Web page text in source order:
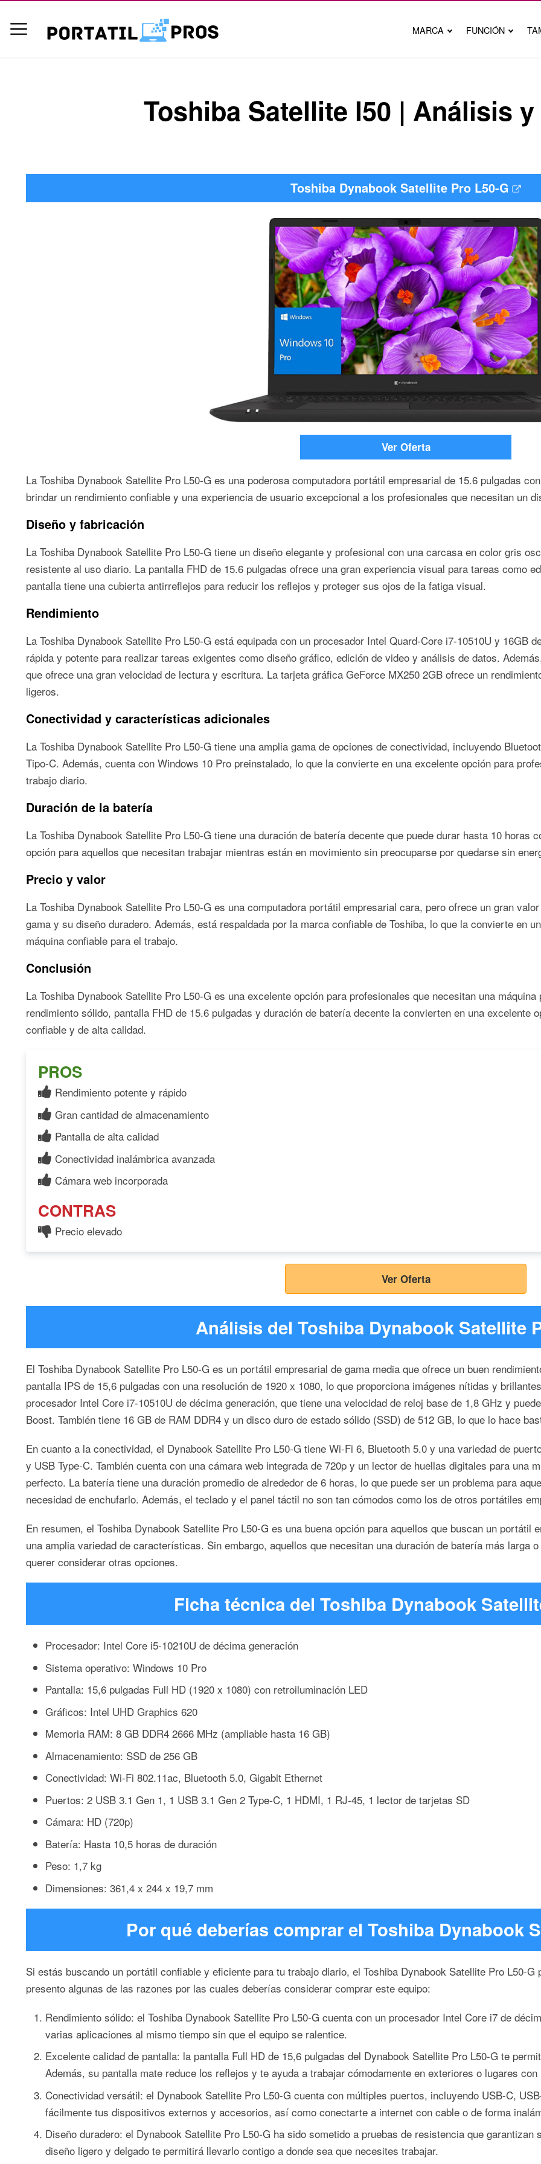
MARCA FUNCIÓN
Toshiba Satellite l50 | Análisis
Toshiba Dynabook Satellite Pro L50-G
Ver Oferta
La Toshiba Dynabook Satellite Pro L50-G es una poderosa computadora portátil empresarial de 15.6 pulgadas
brindar un rendimiento confiable y una experiencia de usuario excepcional a los profesionales que necesitan un
Diseño y fabricación
La Toshiba Dynabook Satellite Pro L50-G tiene un diseño elegante y profesional con una carcasa en color gris
resistente al uso diario. La pantalla FHD de 15.6 pulgadas ofrece una gran experiencia visual para tareas como
pantalla tiene una cubierta antirreflejos para reducir los reflejos y proteger sus ojos de la fatiga visual.
Rendimiento
La Toshiba Dynabook Satellite Pro L50-G está equipada con un procesador Intel Quard-Core i7-10510U y 16GB
rápida y potente para realizar tareas exigentes como diseño gráfico, edición de video y análisis de datos.
que ofrece una gran velocidad de lectura y escritura. La tarjeta gráfica GeForce MX250 2GB ofrece un
ligeros.
Conectividad y características adicionales
La Toshiba Dynabook Satellite Pro L50-G tiene una amplia gama de opciones de conectividad, incluyendo
Tipo-C. Además, cuenta con Windows 10 Pro preinstalado, lo que la convierte en una excelente opción para
trabajo diario.
Duración de la batería
La Toshiba Dynabook Satellite Pro L50-G tiene una duración de batería decente que puede durar hasta 10 horas
opción para aquellos que necesitan trabajar mientras están en movimiento sin preocuparse por quedarse sin
Precio y valor
La Toshiba Dynabook Satellite Pro L50-G es una computadora portátil empresarial cara, pero ofrece un gran
gama y su diseño duradero. Además, está respaldada por la marca confiable de Toshiba, lo que la convierte en
máquina confiable para el trabajo.
Conclusión
La Toshiba Dynabook Satellite Pro L50-G es una excelente opción para profesionales que necesitan una
rendimiento sólido, pantalla FHD de 15.6 pulgadas y duración de batería decente la convierten en una excelente
confiable y de alta calidad.
PROS
Rendimiento potente y rápido
Gran cantidad de almacenamiento
Pantalla de alta calidad
Conectividad inalámbrica avanzada
Cámara web incorporada
CONTRAS
Precio elevado
Ver Oferta
Análisis del Toshiba Dynabook Satellite
El Toshiba Dynabook Satellite Pro L50-G es un portátil empresarial de gama media que ofrece un buen
pantalla IPS de 15,6 pulgadas con una resolución de 1920 x 1080, lo que proporciona imágenes nítidas y
procesador Intel Core i7-10510U de décima generación, que tiene una velocidad de reloj base de 1,8 GHz y
Boost. También tiene 16 GB de RAM DDR4 y un disco duro de estado sólido (SSD) de 512 GB, lo que lo hace
En cuanto a la conectividad, el Dynabook Satellite Pro L50-G tiene Wi-Fi 6, Bluetooth 5.0 y una variedad de
y USB Type-C. También cuenta con una cámara web integrada de 720p y un lector de huellas digitales para una
perfecto. La batería tiene una duración promedio de alrededor de 6 horas, lo que puede ser un problema para
necesidad de enchufarlo. Además, el teclado y el panel táctil no son tan cómodos como los de otros portátiles
En resumen, el Toshiba Dynabook Satellite Pro L50-G es una buena opción para aquellos que buscan un portátil
una amplia variedad de características. Sin embargo, aquellos que necesitan una duración de batería más larga
querer considerar otras opciones.
Ficha técnica del Toshiba Dynabook
Procesador: Intel Core i5-10210U de décima generación
Sistema operativo: Windows 10 Pro
Pantalla: 15,6 pulgadas Full HD (1920 x 1080) con retroiluminación LED
Gráficos: Intel UHD Graphics 620
Memoria RAM: 8 GB DDR4 2666 MHz (ampliable hasta 16 GB)
Almacenamiento: SSD de 256 GB
Conectividad: Wi-Fi 802.11ac, Bluetooth 5.0, Gigabit Ethernet
Puertos: 2 USB 3.1 Gen 1, 1 USB 3.1 Gen 2 Type-C, 1 HDMI, 1 RJ-45, 1 lector de tarjetas SD
Cámara: HD (720p)
Batería: Hasta 10,5 horas de duración
Peso: 1,7 kg
Dimensiones: 361,4 x 244 x 19,7 mm
Por qué deberías comprar el Toshiba Dynabook
Si estás buscando un portátil confiable y eficiente para tu trabajo diario, el Toshiba Dynabook Satellite Pro L50-
presento algunas de las razones por las cuales deberías considerar comprar este equipo:
Rendimiento sólido: el Toshiba Dynabook Satellite Pro L50-G cuenta con un procesador Intel Core i7 de
varias aplicaciones al mismo tiempo sin que el equipo se ralentice.
Excelente calidad de pantalla: la pantalla Full HD de 15,6 pulgadas del Dynabook Satellite Pro L50-G te
Además, su pantalla mate reduce los reflejos y te ayuda a trabajar cómodamente en exteriores o lugares
Conectividad versátil: el Dynabook Satellite Pro L50-G cuenta con múltiples puertos, incluyendo USB-C,
fácilmente tus dispositivos externos y accesorios, así como conectarte a internet con cable o de forma
Diseño duradero: el Dynabook Satellite Pro L50-G ha sido sometido a pruebas de resistencia que
diseño ligero y delgado te permitirá llevarlo contigo a donde sea que necesites trabajar.